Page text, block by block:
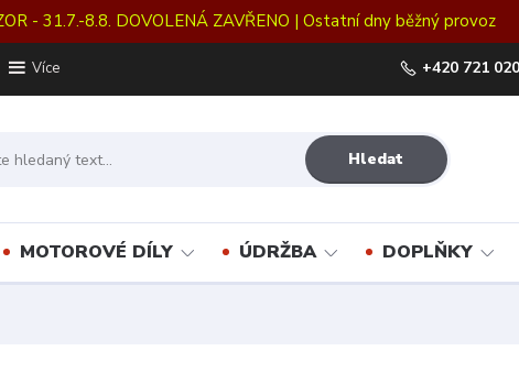
- 31.7.-8.8. DOVOLENÁ ZAVŘENO | Ostatní dny běžný provoz
Více
Hledat
+420 721
MOTOROVÉ DÍLY ÚDRŽBA DOPLŇKY